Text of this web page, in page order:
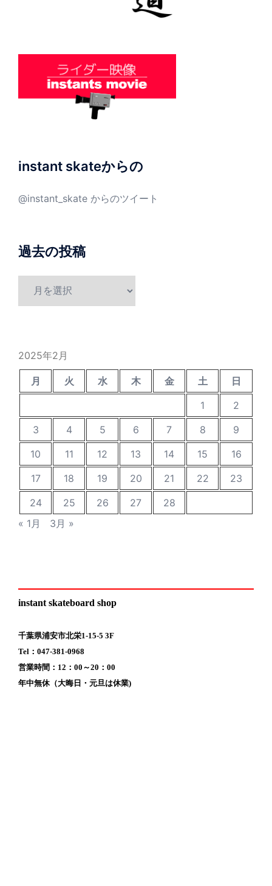
instant skateからの
@instant_skate からのツイート
過去の投稿
2025年2月
月 火 水 木 金 土
日
1
2
3
4 5 6 7 8
9
10
11 12 13 14 15
16
17
18 19 20 21 22
23
24
25 26 27
28
« 1月
3月 »
instant skateboard shop
千葉県浦安市北栄1-15-5 3F
Tel：047-381-0968
営業時間：12：00～20：00
年中無休（大晦日・元旦は休業)